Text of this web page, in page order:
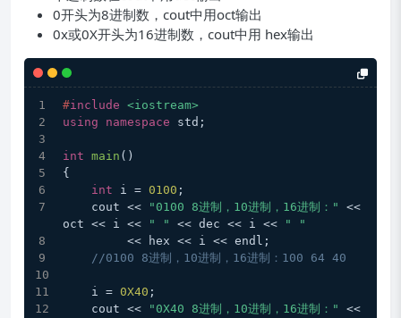
0开头为8进制数，cout中用oct输出
0x或0X开头为16进制数，cout中用 hex输出
#include <iostream>
using
namespace std;
int main ()
{
int i = 0100 ;
    cout <<
"0100 8进制，10进制，16进制："
<<
oct << i <<
" " << dec << i <<
" "
         << hex << i << endl;
//0100 8进制，10进制，16进制：100 64 40
    i =
0X40 ;
    cout <<
"0X40 8进制，10进制，16进制："
<<